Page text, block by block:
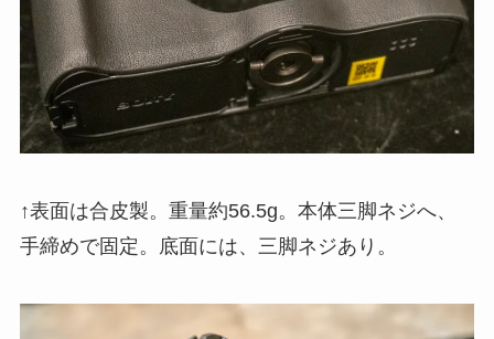
↑表面は合皮製。重量約56.5g。本体三脚ネジへ、
手締めで固定。底面には、三脚ネジあり。